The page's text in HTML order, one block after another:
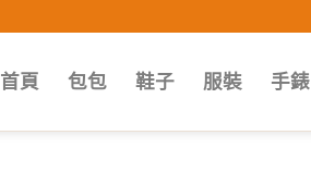
首頁 包包 鞋子 服裝 手錶